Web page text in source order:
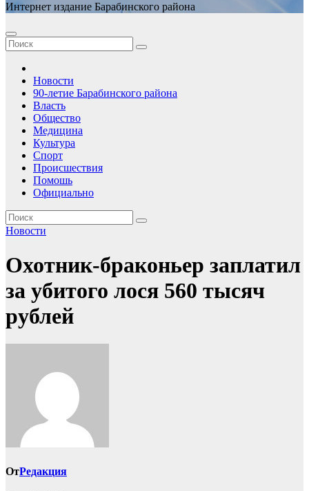
Интернет издание Барабинского района
Новости
90-летие Барабинского района
Власть
Общество
Медицина
Культура
Спорт
Происшествия
Помошь
Официально
Новости
Охотник-браконьер заплатил
за убитого лося 560 тысяч
рублей
ОтРедакция